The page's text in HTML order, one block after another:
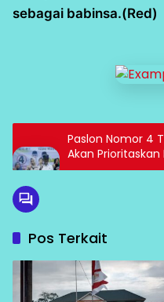
sebagai babinsa.(Red)
Paslon Nomor 4
Akan
Bagi Petani dan
Pos Terkait